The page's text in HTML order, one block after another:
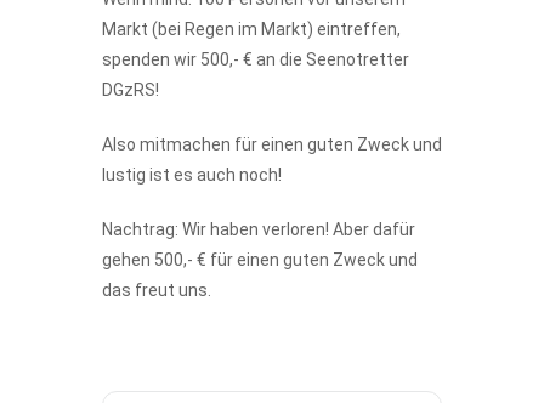
Markt (bei Regen im Markt) eintreffen,
spenden wir 500,- € an die Seenotretter
DGzRS!
Also mitmachen für einen guten Zweck und
lustig ist es auch noch!
Nachtrag: Wir haben verloren! Aber dafür
gehen 500,- € für einen guten Zweck und
das freut uns.